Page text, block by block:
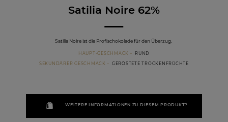
Satilia Noire 62%
Satilia Noire ist die Profischokolade für den Überzug.
HAUPT-GESCHMACK RUND
SEKUNDÄRER GESCHMACK GERÖSTETE TROCKENFRÜCHTE
WEITERE INFORMATIONEN ZU DIESEM PRODUKT?